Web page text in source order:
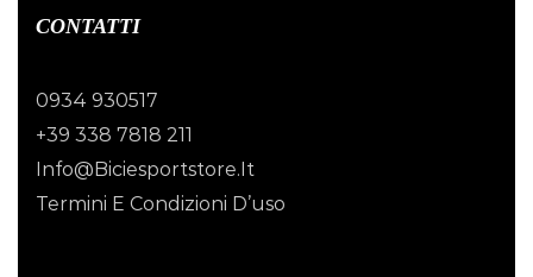
CONTATTI
0934 930517
+39 338 7818 211
Info@biciesportstore.it
Termini E Condizioni D’uso